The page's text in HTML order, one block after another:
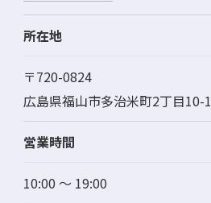
所在地
〒720-0824
広島県福山市多治米町2丁目10-1
営業時間
10:00 ～ 19:00